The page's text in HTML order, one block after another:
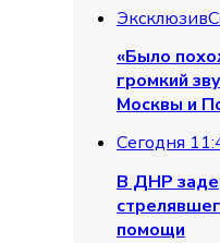
Эксклюзив
«Было
громкий
Москвы и
Сегодня
В ДНР
помощи